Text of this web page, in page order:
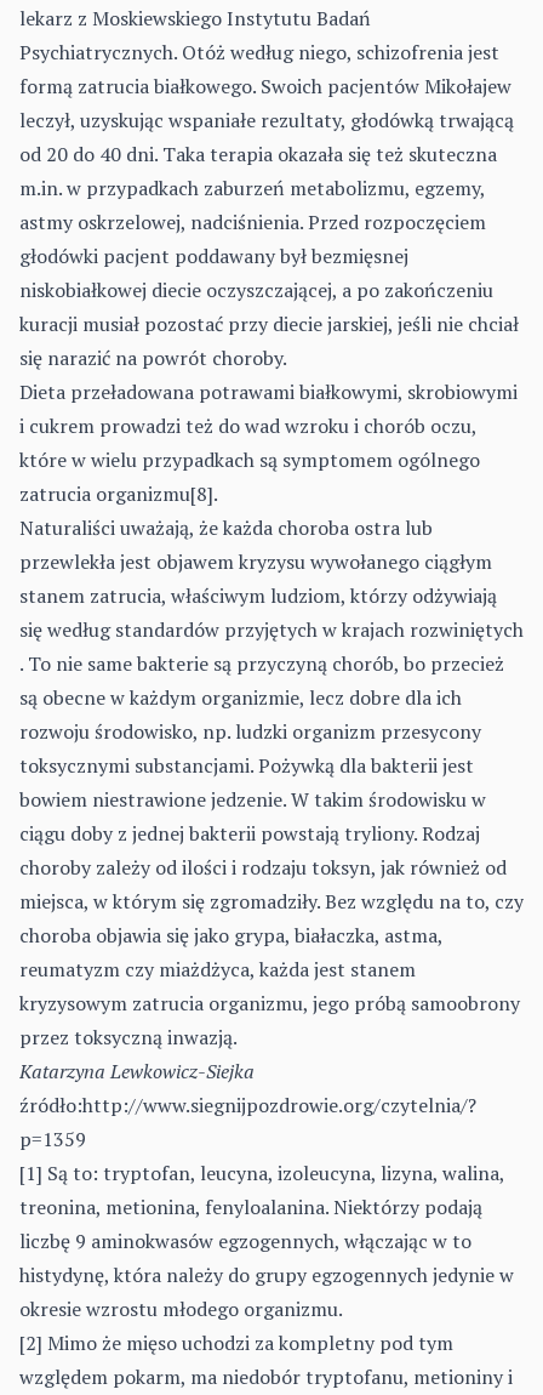
lekarz z Moskiewskiego Instytutu Badań
Psychiatrycznych. Otóż według niego, schizofrenia jest
formą zatrucia białkowego. Swoich pacjentów Mikołajew
leczył, uzyskując wspaniałe rezultaty, głodówką trwającą
od 20 do 40 dni. Taka terapia okazała się też skuteczna
m.in. w przypadkach zaburzeń metabolizmu, egzemy,
astmy oskrzelowej, nadciśnienia. Przed rozpoczęciem
głodówki pacjent poddawany był bezmięsnej
niskobiałkowej diecie oczyszczającej, a po zakończeniu
kuracji musiał pozostać przy diecie jarskiej, jeśli nie chciał
się narazić na powrót choroby.
Dieta przeładowana potrawami białkowymi, skrobiowymi
i cukrem prowadzi też do wad wzroku i chorób oczu,
które w wielu przypadkach są symptomem ogólnego
zatrucia organizmu[8].
Naturaliści uważają, że każda choroba ostra lub
przewlekła jest objawem kryzysu wywołanego ciągłym
stanem zatrucia, właściwym ludziom, którzy odżywiają
się według standardów przyjętych w krajach rozwiniętych
. To nie same bakterie są przyczyną chorób, bo przecież
są obecne w każdym organizmie, lecz dobre dla ich
rozwoju środowisko, np. ludzki organizm przesycony
toksycznymi substancjami. Pożywką dla bakterii jest
bowiem niestrawione jedzenie. W takim środowisku w
ciągu doby z jednej bakterii powstają tryliony. Rodzaj
choroby zależy od ilości i rodzaju toksyn, jak również od
miejsca, w którym się zgromadziły. Bez względu na to, czy
choroba objawia się jako grypa, białaczka, astma,
reumatyzm czy miażdżyca, każda jest stanem
kryzysowym zatrucia organizmu, jego próbą samoobrony
przez toksyczną inwazją.
Katarzyna Lewkowicz-Siejka
źródło:http://www.siegnijpozdrowie.org/czytelnia/?
p=1359
[1] Są to: tryptofan, leucyna, izoleucyna, lizyna, walina,
treonina, metionina, fenyloalanina. Niektórzy podają
liczbę 9 aminokwasów egzogennych, włączając w to
histydynę, która należy do grupy egzogennych jedynie w
okresie wzrostu młodego organizmu.
[2] Mimo że mięso uchodzi za kompletny pod tym
względem pokarm, ma niedobór tryptofanu, metioniny i